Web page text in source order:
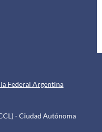
Federal Argentina
- Ciudad Autónoma